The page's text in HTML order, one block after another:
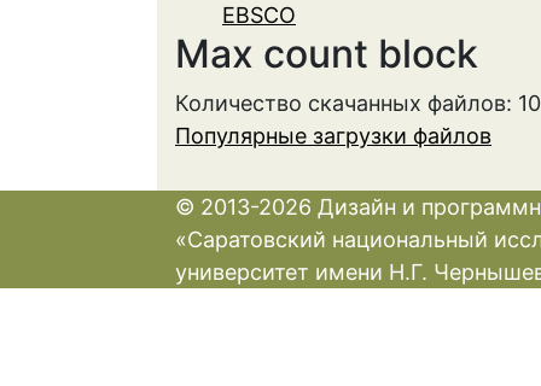
EBSCO
Max count block
Количество скачанных файлов:
Популярные загрузки файлов
© 2013-2026 Дизайн и
«Саратовский национальный
университет имени Н.Г.